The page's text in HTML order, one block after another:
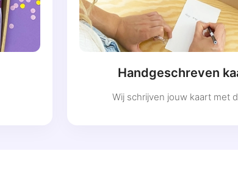
Handgeschreven
Wij schrijven jouw kaart met